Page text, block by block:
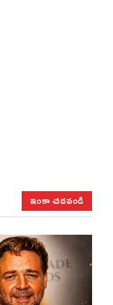
ఇంకా చదవండి